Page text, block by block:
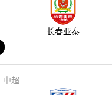
长春亚泰
中超